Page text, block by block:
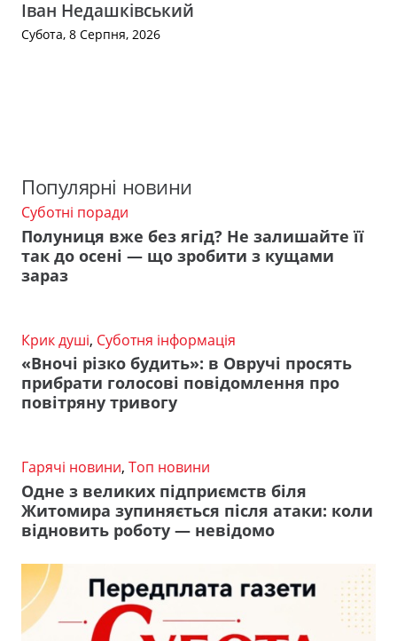
Іван Недашківський
Субота, 8 Серпня, 2026
Популярні новини
Суботні поради
Полуниця вже без ягід? Не залишайте її
так до осені — що зробити з кущами
зараз
Крик душі, Суботня інформація
«Вночі різко будить»: в Овручі просять
прибрати голосові повідомлення про
повітряну тривогу
Гарячі новини, Топ новини
Одне з великих підприємств біля
Житомира зупиняється після атаки: коли
відновить роботу — невідомо